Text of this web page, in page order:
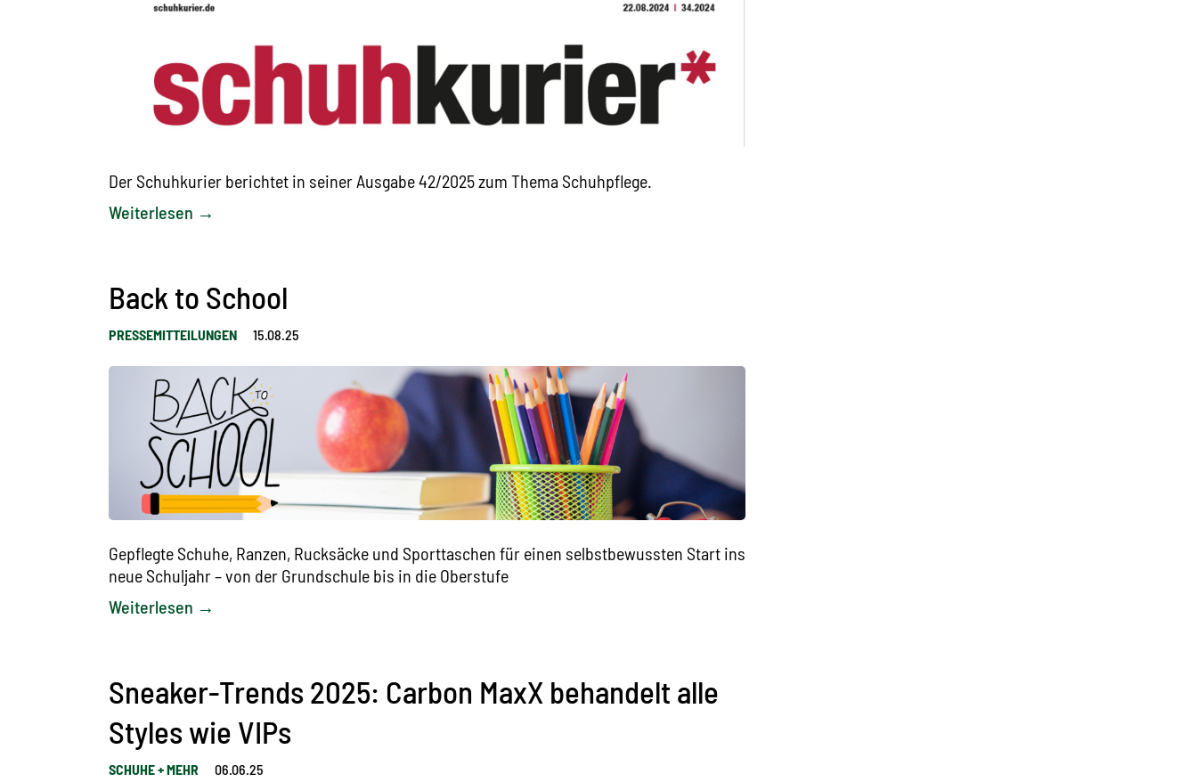
Der Schuhkurier berichtet in seiner Ausgabe 42/2025 zum Thema Schuhpflege.
Weiterlesen →
Back to School
PRESSEMITTEILUNGEN 15.08.25
Gepflegte Schuhe, Ranzen, Rucksäcke und Sporttaschen für einen selbstbewussten Start ins
neue Schuljahr – von der Grundschule bis in die Oberstufe
Weiterlesen →
Sneaker-Trends 2025: Carbon MaxX behandelt alle
Styles wie VIPs
SCHUHE + MEHR 06.06.25